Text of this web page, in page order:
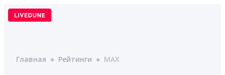
Перейти
Главная ● Рейтинги ● MAX